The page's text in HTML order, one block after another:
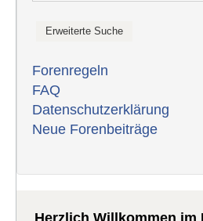
Forenregeln
FAQ
Datenschutzerklärung
Neue Forenbeiträge